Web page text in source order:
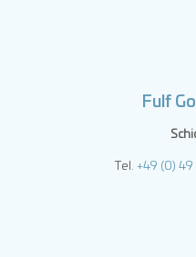
Fulf
Tel.+49 (0)